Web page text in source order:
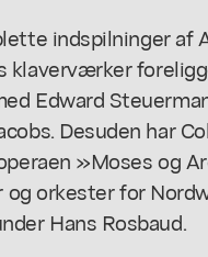
indspilninger af
klaverværker
Edward
Desuden har
»Moses og
og orkester for
Hans Rosbaud.